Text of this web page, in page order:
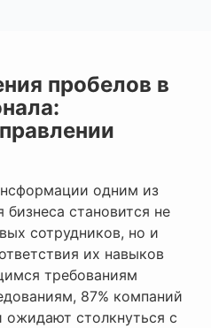
пробелов в
одним из
становится не
сотрудников, но и
их навыков
требованиям
87% компаний
столкнуться с